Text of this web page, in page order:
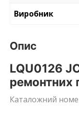
Виробник
Опис
LQU0126
ремонтних
Каталожний